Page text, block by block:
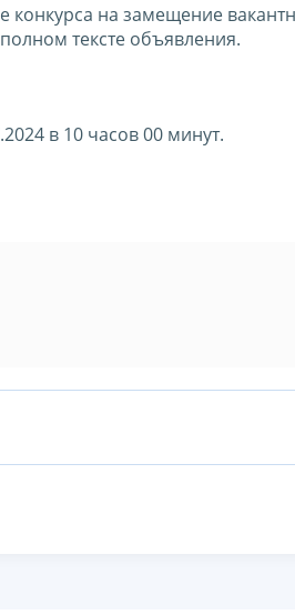
конкурса на замещение
тексте объявления.
в 10 часов 00 минут.